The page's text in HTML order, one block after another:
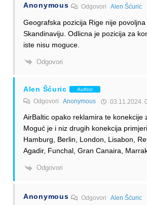
Anonymous OdgovoriAlen Šćuric
Geografska pozicija Rige nije
Skandinaviju. Odlicna je pozicija za
iste nisu moguce.
Odgovori
Alen Šćuric Author
Odgovori Anonymous 03.11.2024.
AirBaltic opako reklamira te konekcije
Moguć je i niz drugih konekcija
Hamburg, Berlin, London, Lisabon,
Agadir, Funchal, Gran Canaira,
Odgovori
Anonymous OdgovoriAlen Šćuric